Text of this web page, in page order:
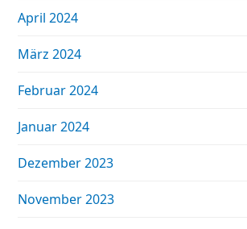
April 2024
März 2024
Februar 2024
Januar 2024
Dezember 2023
November 2023